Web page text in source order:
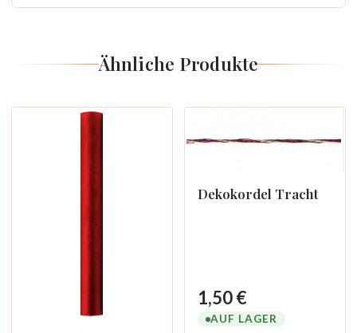
Ähnliche Produkte
Dekokordel Tracht
1,50 €
AUF LAGER